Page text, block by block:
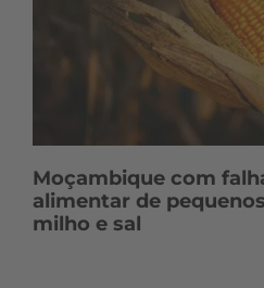
Moçambique com
alimentar de
milho e sal